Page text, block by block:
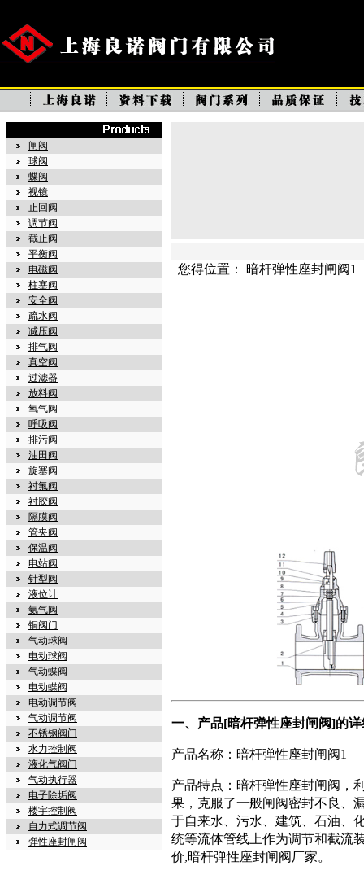
闸阀
球阀
蝶阀
视镜
止回阀
调节阀
截止阀
平衡阀
电磁阀
柱塞阀
安全阀
疏水阀
减压阀
排气阀
真空阀
过滤器
放料阀
氧气阀
呼吸阀
排污阀
油田阀
旋塞阀
衬氟阀
衬胶阀
隔膜阀
管夹阀
保温阀
电站阀
针型阀
液位计
氨气阀
铜阀门
气动球阀
电动球阀
气动蝶阀
电动蝶阀
电动调节阀
气动调节阀
不锈钢阀门
水力控制阀
液化气阀门
气动执行器
电子除垢阀
楼宇控制阀
自力式调节阀
弹性座封闸阀
您得位置： 暗杆弹性座封闸阀1
一、产品[暗杆弹性座封闸阀]的
产品名称：暗杆弹性座封闸阀1
产品特点：暗杆弹性座封闸阀，
果，克服了一般闸阀密封不良、
于自来水、污水、建筑、石油、
统等流体管线上作为调节和截流
价,暗杆弹性座封闸阀厂家。